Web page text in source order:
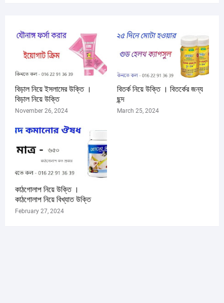
বিড়াল নিয়ে ইসলামের উক্তি ।
বিড়াল নিয়ে উক্তি
November 26, 2024
বিতর্ক নিয়ে উক্তি । বিতর্কের জন্য
ছন্দ
March 25, 2024
কাঠগোলাপ নিয়ে উক্তি ।
কাঠগোলাপ নিয়ে বিখ্যাত উক্তি
February 27, 2024